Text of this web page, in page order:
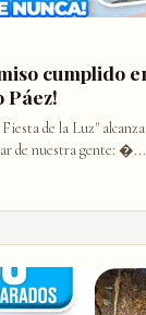
cumplido
Páez!
de la Luz"
de nuestra gente: �...